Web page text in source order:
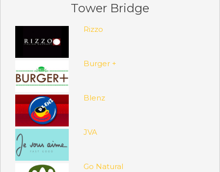
Tower Bridge
Rizzo
Burger +
Blenz
JVA
Go Natural